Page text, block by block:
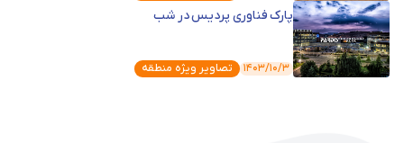
پارک فناوری پردیس در شب
۱۴۰۳/۱۰/۳ تصاویر ویژه منطقه